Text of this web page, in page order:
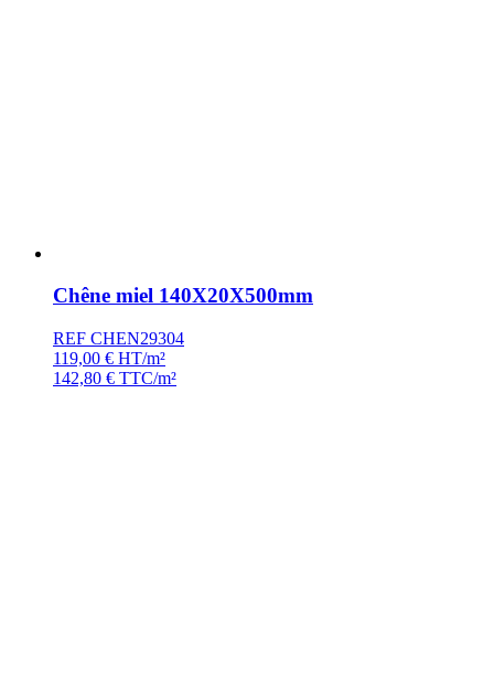
Chêne miel 140X20X500mm
REF CHEN29304
119,00 € HT/m²
142,80 € TTC/m²